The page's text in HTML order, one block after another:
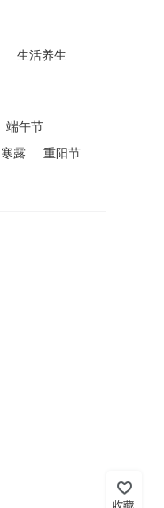
生活养生
端午节
寒露
重阳节